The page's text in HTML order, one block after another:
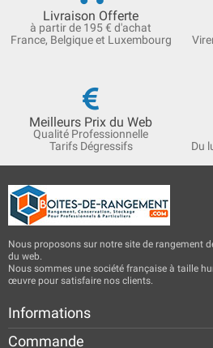
Livraison Offerte
à partir de 195 € d'achat
France, Belgique et Luxembourg
Meilleurs Prix du Web
Qualité Professionnelle
Tarifs Dégressifs
Du
Nous proposons sur notre site de rangement
du web.
Nous sommes une société française à taille
œuvre pour satisfaire nos clients.
Informations
Commande